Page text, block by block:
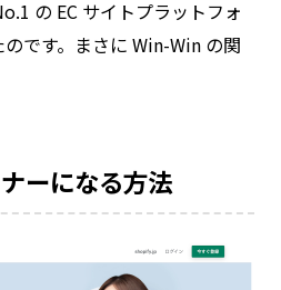
の EC サイトプラットフォ
です。まさに Win-Win の関
ーになる方法